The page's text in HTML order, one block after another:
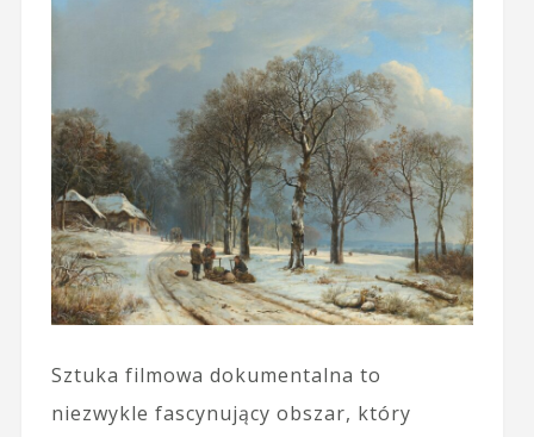
Sztuka filmowa dokumentalna to
niezwykle fascynujący obszar, który